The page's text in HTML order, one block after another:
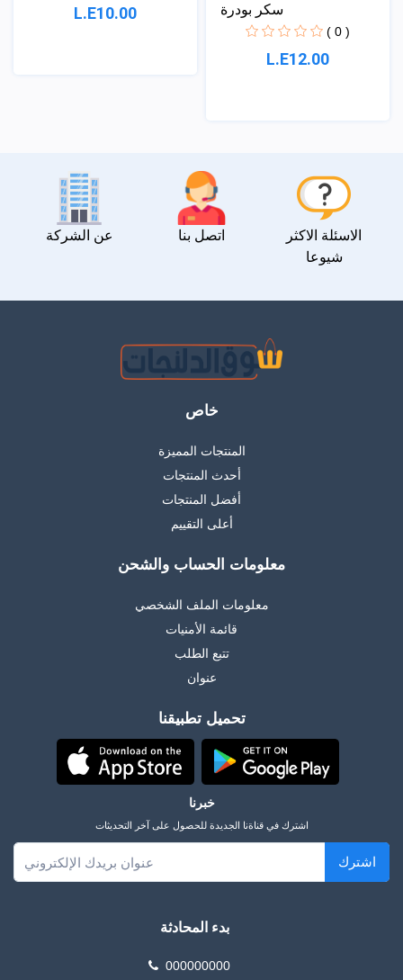
L.E10.00 سكر بودرة
( 0 )
L.E12.00
عن الشركة اتصل بنا
الاسئلة الاكثر
شيوعا
خاص
المنتجات المميزة
أحدث المنتجات
أفضل المنتجات
أعلى التقييم
معلومات الحساب والشحن
معلومات الملف الشخصي
قائمة الأمنيات
تتبع الطلب
عنوان
تحميل تطبيقنا
خبرنا
اشترك في قناةنا الجديدة للحصول على آخر التحديثات
اشترك
بدء المحادثة
000000000